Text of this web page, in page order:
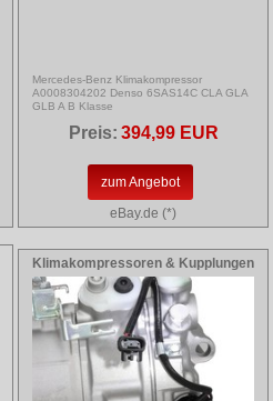
Mercedes-Benz Klimakompressor
A0008304202 Denso 6SAS14C CLA GLA
GLB A B Klasse
Preis: 394,99 EUR
zum Angebot
eBay.de (*)
Klimakompressoren & Kupplungen